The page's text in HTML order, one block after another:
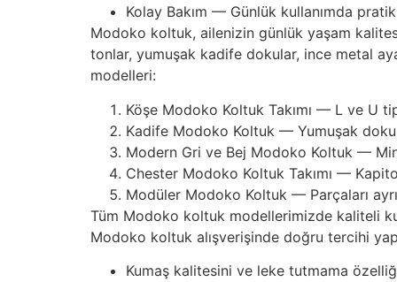
Kolay Bakım — Günlük kullanımda
Modoko koltuk, ailenizin günlük yaşam
tonlar, yumuşak kadife dokular, ince metal
modelleri:
Köşe Modoko Koltuk Takımı — L ve U
Kadife Modoko Koltuk — Yumuşak
Modern Gri ve Bej Modoko Koltuk —
Chester Modoko Koltuk Takımı —
Modüler Modoko Koltuk — Parçaları
Tüm Modoko koltuk modellerimizde kaliteli
Modoko koltuk alışverişinde doğru tercihi
Kumaş kalitesini ve leke tutmama